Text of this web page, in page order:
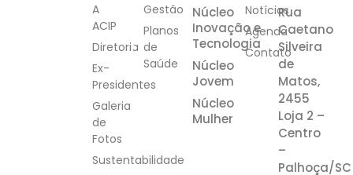
A
ACIP
Diretoria
Ex-
Presidentes
Galeria
de
Fotos
Sustentabilidade
Gestão
Planos
de
Saúde
Núcleo
Inovação e
Tecnologia
Núcleo
Jovem
Núcleo
Mulher
Notícias
Agenda
Contato
Rua
Caetano
Silveira
de
Matos,
2455
Loja 2 –
Centro
–
Palhoça/SC